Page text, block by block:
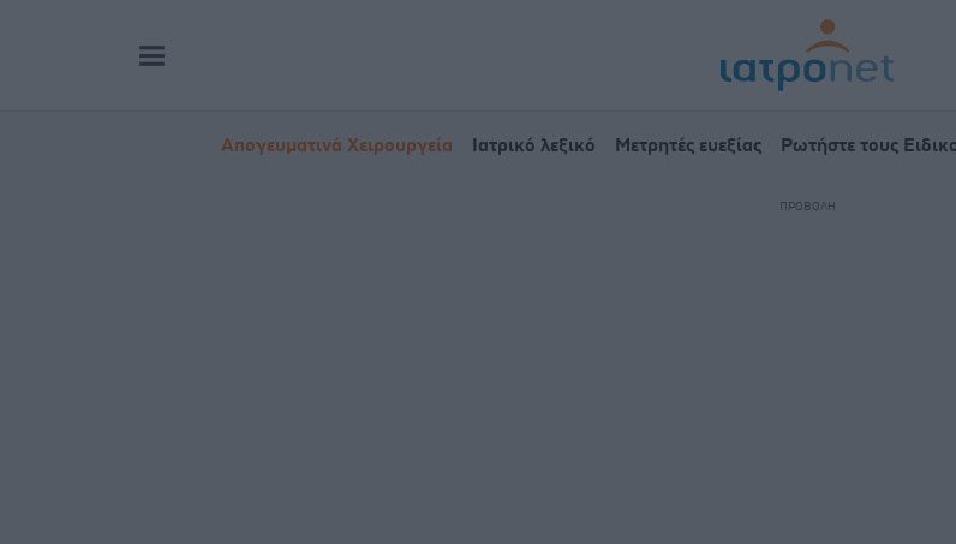
Απογευματινά Χειρουργεία Ιατρικό λεξικό Μετρητές ευεξίας Ρωτήστε τους